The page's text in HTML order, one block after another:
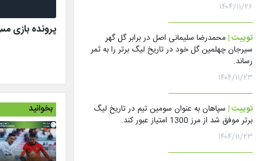
پرونده بازی مس
بخوانید
۱۴۰۴/۱۱/۲۶
توییت |محمدرضا سلیمانی اصل در برابر گل گهر
سیرجان چهلمین گل خود در تاریخ لیگ برتر را به ثمر
رساند.
۱۴۰۴/۱۱/۲۳
توییت | سپاهان به عنوان سومین تیم در تاریخ لیگ
برتر موفق شد از مرز 1300 امتیاز عبور کند.
۱۴۰۴/۱۱/۲۳